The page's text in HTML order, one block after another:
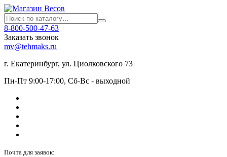
8-800-500-47-63
Заказать звонок
mv@tehmaks.ru
г. Екатеринбург, ул. Циолковского 73
Пн-Пт 9:00-17:00, Сб-Вс - выходной
Почта для заявок: